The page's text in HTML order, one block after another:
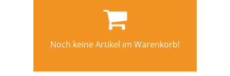
Noch keine Artikel im Warenkorb!